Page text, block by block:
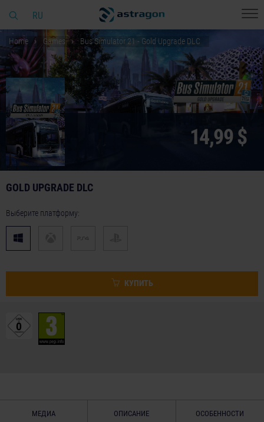
RU
Home Games Bus Simulator 21 - Gold Upgrade DLC
14,99 $
GOLD UPGRADE DLC
Выберите платформу:
КУПИТЬ
МЕДИА ОПИСАНИЕ ОСОБЕННОСТИ